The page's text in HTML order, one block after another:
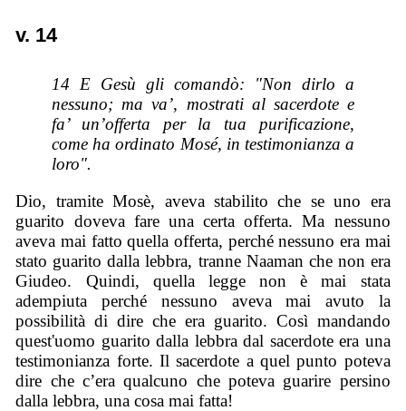
v. 14
14 E Gesù gli comandò: "Non dirlo a
nessuno; ma va’, mostrati al sacerdote e
fa’ un’offerta per la tua purificazione,
come ha ordinato Mosé, in testimonianza a
loro".
Dio, tramite Mosè, aveva stabilito che se uno era
guarito doveva fare una certa offerta. Ma nessuno
aveva mai fatto quella offerta, perché nessuno era mai
stato guarito dalla lebbra, tranne Naaman che non era
Giudeo. Quindi, quella legge non è mai stata
adempiuta perché nessuno aveva mai avuto la
possibilità di dire che era guarito. Così mandando
quest'uomo guarito dalla lebbra dal sacerdote era una
testimonianza forte. Il sacerdote a quel punto poteva
dire che c’era qualcuno che poteva guarire persino
dalla lebbra, una cosa mai fatta!